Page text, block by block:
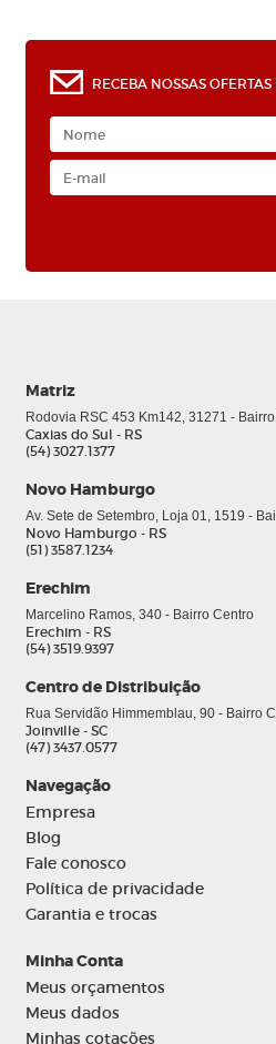
RECEBA NOSSAS
Matriz
Rodovia RSC 453 Km142, 31271 -
Caxias do Sul - RS
(54) 3027.1377
Novo Hamburgo
Av. Sete de Setembro, Loja 01, 1519 -
Novo Hamburgo - RS
(51) 3587.1234
Erechim
Marcelino Ramos, 340 - Bairro Centro
Erechim - RS
(54) 3519.9397
Centro de Distribuição
Rua Servidão Himmemblau, 90 - Bairro
Joinville - SC
(47) 3437.0577
Navegação
Empresa
Blog
Fale conosco
Política de privacidade
Garantia e trocas
Minha Conta
Meus orçamentos
Meus dados
Minhas cotações